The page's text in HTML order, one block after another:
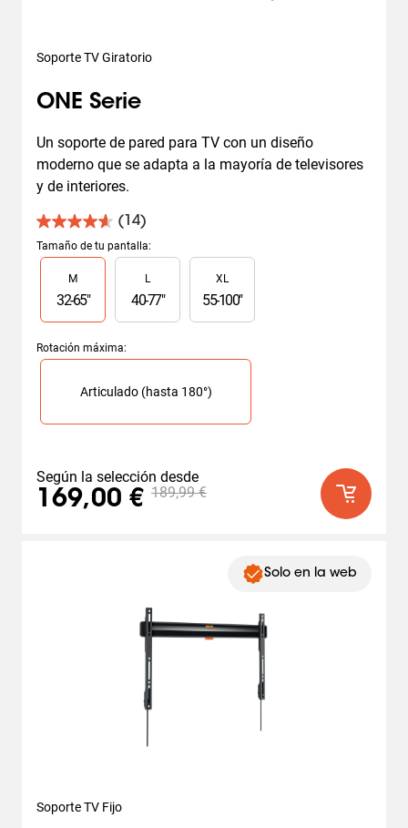
Soporte TV Giratorio
ONE Serie
Un soporte de pared para TV con un diseño
moderno que se adapta a la mayoría de televisores
y de interiores.
(14)
4.6
de
5
estrellas.
reseñas
Tamaño de tu pantalla:
Slide 1 of 3
M
32-65"
L
40-77"
XL
55-100"
Rotación máxima:
Slide 1 of 1
Articulado (hasta 180°)
Según la selección desde
169,00 € 189,99 €
Solo en la web
Soporte TV Fijo